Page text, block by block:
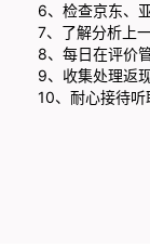
6、检查京东、亚
7、了解分析上一
8、每日在评价管
9、收集处理返现
10、耐心接待听取